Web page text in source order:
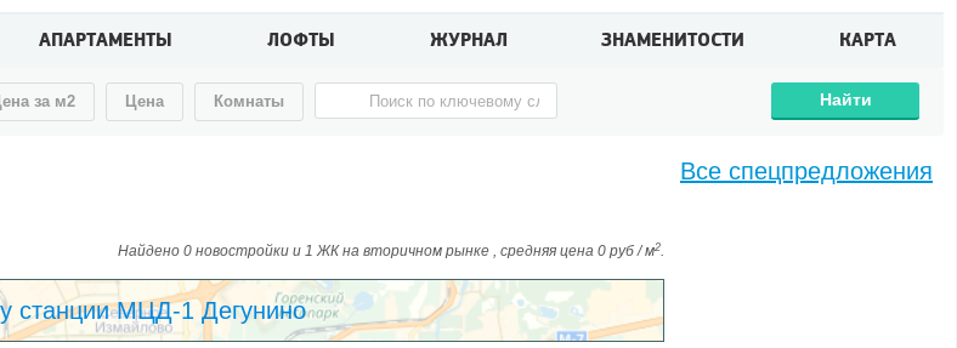
АПАРТАМЕНТЫ ЛОФТЫ ЖУРНАЛ ЗНАМЕНИТОСТИ КАРТА
за м2 Цена Комнаты Найти
Найдено 0 новостройки и 1 ЖК на вторичном рынке , средняя цена 0 руб / м2.
станции МЦД-1 Дегунино
Все спецпредложения